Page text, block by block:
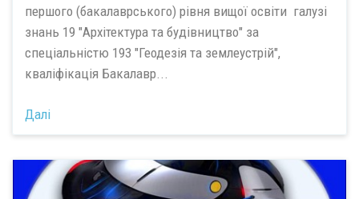
першого (бакалаврського) рівня вищої освіти галузі
знань 19 "Архітектура та будівництво" за
спеціальністю 193 "Геодезія та землеустрій",
кваліфікація Бакалавр...
Далі